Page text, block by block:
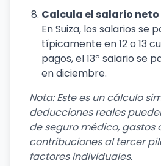
Calcula el salario
En Suiza, los salarios se
típicamente en 12 o 13
pagos, el 13º salario se
en diciembre.
Nota: Este es un cálculo
deducciones reales
de seguro médico, gastos
contribuciones al tercer
factores individuales.